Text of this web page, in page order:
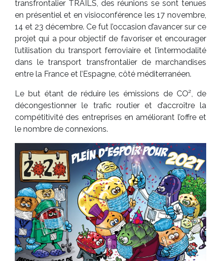
transfrontalier TRAILS, des réunions se sont tenues
en présentiel et en visioconférence les 17 novembre,
14 et 23 décembre. Ce fut l’occasion d’avancer sur ce
projet qui a pour objectif de favoriser et encourager
l’utilisation du transport ferroviaire et l’intermodalité
dans le transport transfrontalier de marchandises
entre la France et l’Espagne, côté méditerranéen.
Le but étant de réduire les émissions de CO², de
décongestionner le trafic routier et d’accroître la
compétitivité des entreprises en améliorant l’offre et
le nombre de connexions.